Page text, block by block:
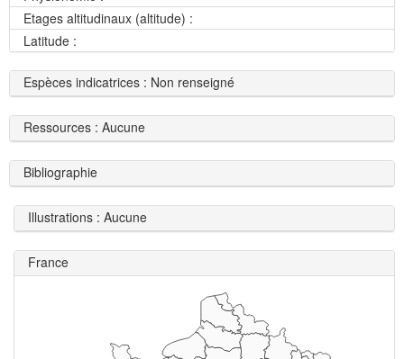
Etages altitudinaux (altitude) :
Latitude :
Espèces indicatrices : Non renseigné
Ressources : Aucune
Bibliographie
Illustrations : Aucune
France